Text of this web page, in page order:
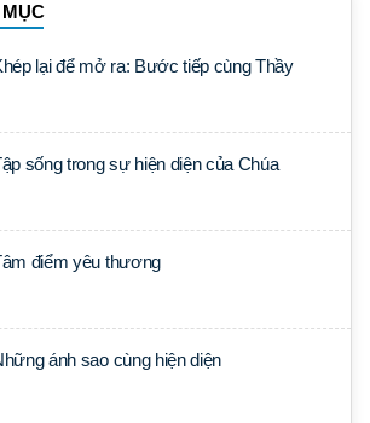
lại để mở ra: Bước tiếp cùng Thầy
sống trong sự hiện diện của Chúa
điểm yêu thương
ánh sao cùng hiện diện